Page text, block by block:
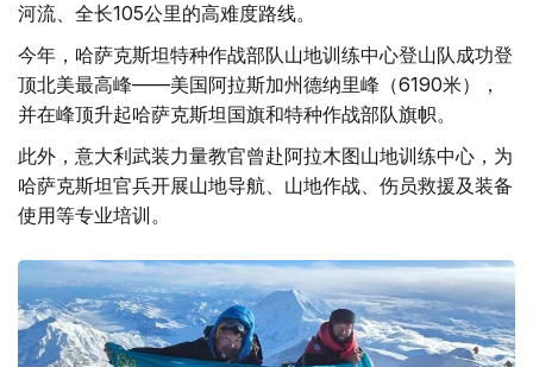
河流、全长105公里的高难度路线。
今年，哈萨克斯坦特种作战部队山地训练中心登山队成功登
顶北美最高峰——美国阿拉斯加州德纳里峰（6190米），
并在峰顶升起哈萨克斯坦国旗和特种作战部队旗帜。
此外，意大利武装力量教官曾赴阿拉木图山地训练中心，为
哈萨克斯坦官兵开展山地导航、山地作战、伤员救援及装备
使用等专业培训。